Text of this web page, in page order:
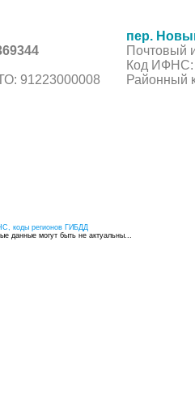
91223000008
пер.
Почтовый
Код ИФНС:
Районный
коды регионов ГИБДД
данные могут быть не актуальны...